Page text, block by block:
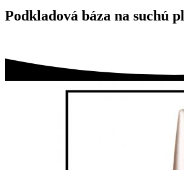
Podkladová báza na suchú